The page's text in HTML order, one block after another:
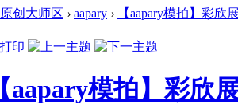
原创大师区 › aapary ›
【aapary模拍】彩欣
【aapary模拍】彩欣